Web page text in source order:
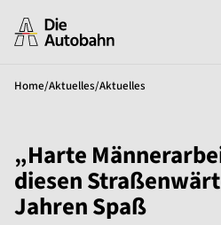
Home/Aktuelles/Aktuelles
„Harte
diesen
Jahren Spaß